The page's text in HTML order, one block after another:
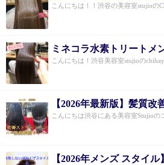
こんにちは！！渋谷の美容室stujioの
こんにちは！渋谷美容室stujioの
こんにちは渋谷にある美容室Stujioの